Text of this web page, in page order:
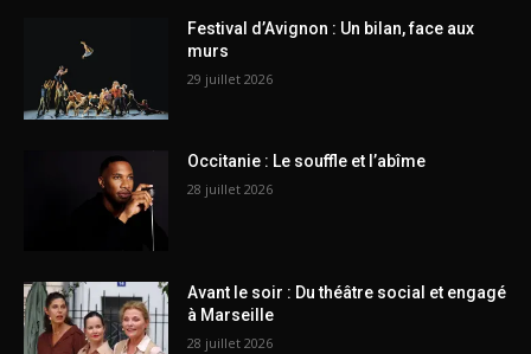
Festival d’Avignon : Un bilan, face aux
murs
29 juillet 2026
Occitanie : Le souffle et l’abîme
28 juillet 2026
Avant le soir : Du théâtre social et engagé
à Marseille
28 juillet 2026